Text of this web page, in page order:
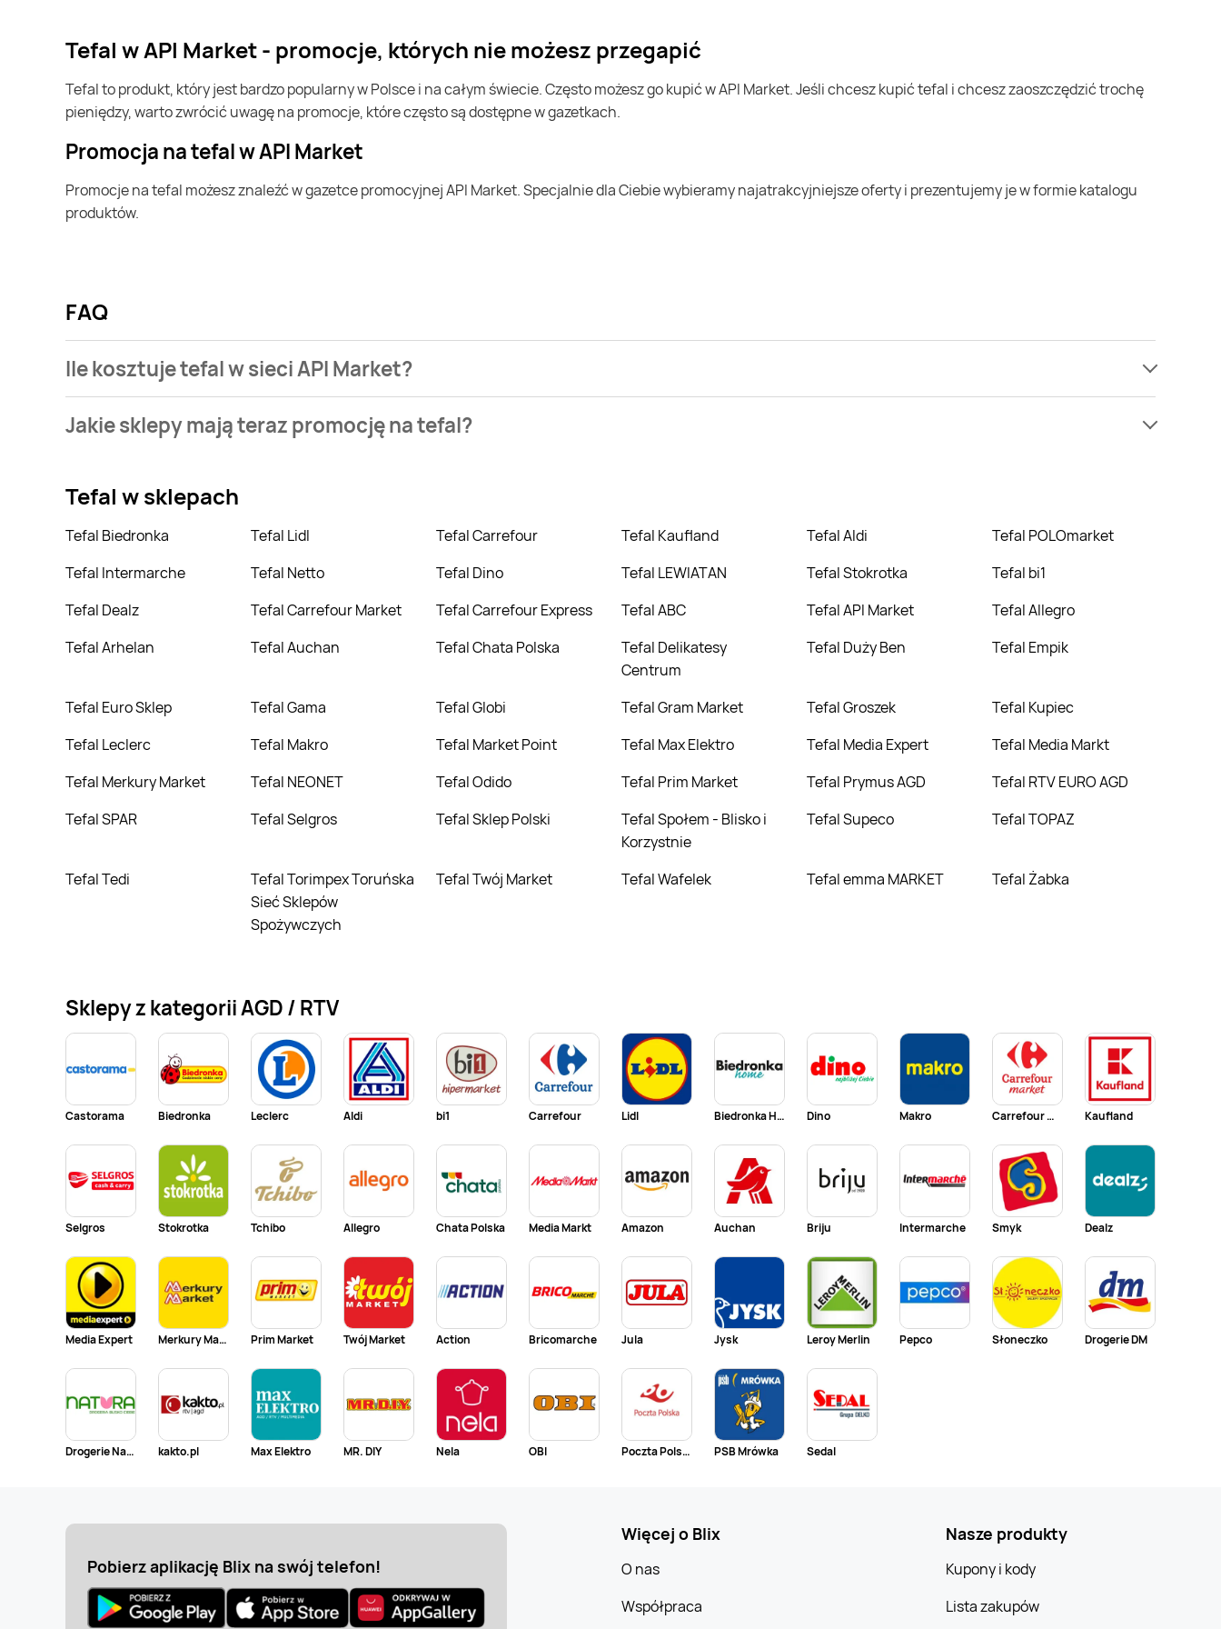
tefal w API Market - promocje, których nie możesz przegapić
tefal to produkt, który jest bardzo popularny w Polsce i na całym świecie. Często możesz go kupić w API Market. Jeśli chcesz kupić tefal i chcesz zaoszczędzić trochę
pieniędzy, warto zwrócić uwagę na promocje, które często są dostępne w gazetkach.
Promocja na tefal w API Market
Promocje na tefal możesz znaleźć w gazetce promocyjnej API Market. Specjalnie dla Ciebie wybieramy najatrakcyjniejsze oferty i prezentujemy je w formie katalogu
produktów.
FAQ
Ile kosztuje tefal w sieci API Market?
Jakie sklepy mają teraz promocję na tefal?
Tefal w sklepach
Tefal Biedronka Tefal Lidl Tefal Carrefour Tefal Kaufland Tefal Aldi
Tefal POLOmarket
Tefal Intermarche
Tefal Netto Tefal Dino Tefal LEWIATAN Tefal Stokrotka
Tefal bi1
Tefal Dealz
Tefal Carrefour Market Tefal Carrefour Express Tefal ABC Tefal API Market
Tefal Allegro
Tefal Arhelan
Tefal Auchan Tefal Chata Polska
Tefal Delikatesy
Centrum
Tefal Duży Ben Tefal Empik
Tefal Euro Sklep Tefal Gama Tefal Globi Tefal Gram Market Tefal Groszek
Tefal Kupiec
Tefal Leclerc
Tefal Makro Tefal Market Point Tefal Max Elektro Tefal Media Expert
Tefal Media Markt
Tefal Merkury Market
Tefal NEONET Tefal Odido Tefal Prim Market Tefal Prymus AGD
Tefal RTV EURO AGD
Tefal SPAR
Tefal Selgros Tefal Sklep Polski
Tefal Społem - Blisko i
Korzystnie
Tefal Supeco Tefal TOPAZ
Tefal Tedi
Tefal Torimpex Toruńska
Sieć Sklepów
Spożywczych
Tefal Twój Market Tefal Wafelek Tefal emma MARKET Tefal Żabka
Sklepy z kategorii AGD / RTV
Castorama Biedronka Leclerc Aldi bi1 Carrefour Lidl Biedronka Home Dino Makro Carrefour Market Kaufland
Selgros Stokrotka Tchibo Allegro Chata Polska Media Markt Amazon Auchan Briju Intermarche Smyk Dealz
Media Expert Merkury Market Prim Market Twój Market Action Bricomarche Jula Jysk Leroy Merlin Pepco Słoneczko Drogerie DM
Drogerie Natura kakto.pl Max Elektro MR. DIY Nela OBI Poczta Polska PSB Mrówka Sedal
Pobierz aplikację Blix na swój telefon!
Więcej o Blix
O nas
Współpraca
Nasze produkty
Kupony i kody
Lista zakupów